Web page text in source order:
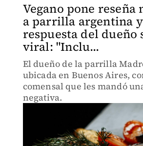
Vegano pone reseña
a parrilla argentina y
respuesta del dueño
viral: "Inclu...
El dueño de la parrilla
ubicada en Buenos Aires,
comensal que les mandó
negativa.